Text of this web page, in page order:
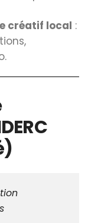
créatif local :